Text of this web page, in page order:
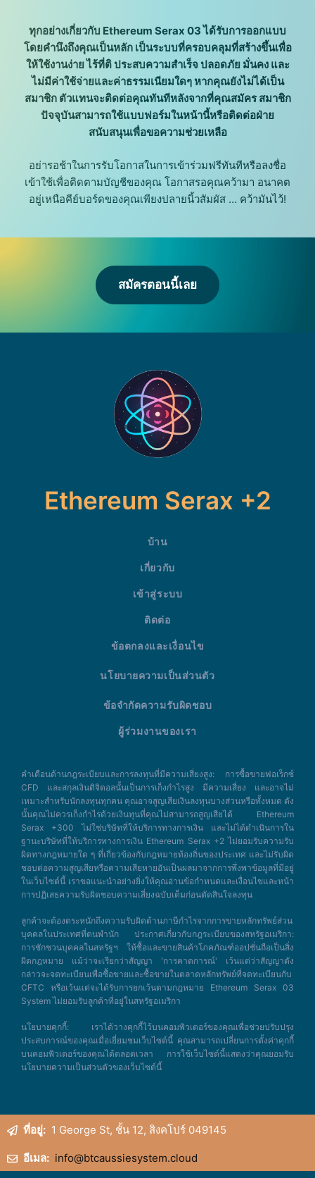
ทุกอย่างเกี่ยวกับ Ethereum Serax 03 ได้รับการออกแบบ
โดยคำนึงถึงคุณเป็นหลัก เป็นระบบที่ครอบคลุมที่สร้างขึ้นเพื่อ
ให้ใช้งานง่าย ไร้ที่ติ ประสบความสำเร็จ ปลอดภัย มั่นคง และ
ไม่มีค่าใช้จ่ายและค่าธรรมเนียมใดๆ หากคุณยังไม่ได้เป็น
สมาชิก ตัวแทนจะติดต่อคุณทันทีหลังจากที่คุณสมัคร สมาชิก
ปัจจุบันสามารถใช้แบบฟอร์มในหน้านี้หรือติดต่อฝ่าย
สนับสนุนเพื่อขอความช่วยเหลือ
อย่ารอช้าในการรับโอกาสในการเข้าร่วมฟรีทันทีหรือลงชื่อ
เข้าใช้เพื่อติดตามบัญชีของคุณ โอกาสรอคุณคว้ามา อนาคต
อยู่เหนือคีย์บอร์ดของคุณเพียงปลายนิ้วสัมผัส … คว้ามันไว้!
สมัครตอนนี้เลย
Ethereum Serax +2
บ้าน
เกี่ยวกับ
เข้าสู่ระบบ
ติดต่อ
ข้อตกลงและเงื่อนไข
นโยบายความเป็นส่วนตัว
ข้อจำกัดความรับผิดชอบ
ผู้ร่วมงานของเรา
คำเตือนด้านกฎระเบียบและการลงทุนที่มีความเสี่ยงสูง: การซื้อขายฟอเร็กซ์
CFD และสกุลเงินดิจิตอลนั้นเป็นการเก็งกำไรสูง มีความเสี่ยง และอาจไม่
เหมาะสำหรับนักลงทุนทุกคน คุณอาจสูญเสียเงินลงทุนบางส่วนหรือทั้งหมด ดัง
นั้นคุณไม่ควรเก็งกำไรด้วยเงินทุนที่คุณไม่สามารถสูญเสียได้ Ethereum
Serax +300 ไม่ใช่บริษัทที่ให้บริการทางการเงิน และไม่ได้ดำเนินการใน
ฐานะบริษัทที่ให้บริการทางการเงิน Ethereum Serax +2 ไม่ยอมรับความรับ
ผิดทางกฎหมายใด ๆ ที่เกี่ยวข้องกับกฎหมายท้องถิ่นของประเทศ และไม่รับผิด
ชอบต่อความสูญเสียหรือความเสียหายอันเป็นผลมาจากการพึ่งพาข้อมูลที่มีอยู่
ในเว็บไซต์นี้ เราขอแนะนำอย่างยิ่งให้คุณอ่านข้อกำหนดและเงื่อนไขและหน้า
การปฏิเสธความรับผิดชอบความเสี่ยงฉบับเต็มก่อนตัดสินใจลงทุน
ลูกค้าจะต้องตระหนักถึงความรับผิดด้านภาษีกำไรจากการขายหลักทรัพย์ส่วน
บุคคลในประเทศที่ตนพำนัก ประกาศเกี่ยวกับกฎระเบียบของสหรัฐอเมริกา:
การชักชวนบุคคลในสหรัฐฯ ให้ซื้อและขายสินค้าโภคภัณฑ์ออปชั่นถือเป็นสิ่ง
ผิดกฎหมาย แม้ว่าจะเรียกว่าสัญญา 'การคาดการณ์' เว้นแต่ว่าสัญญาดัง
กล่าวจะจดทะเบียนเพื่อซื้อขายและซื้อขายในตลาดหลักทรัพย์ที่จดทะเบียนกับ
CFTC หรือเว้นแต่จะได้รับการยกเว้นตามกฎหมาย Ethereum Serax 03
System ไม่ยอมรับลูกค้าที่อยู่ในสหรัฐอเมริกา
นโยบายคุกกี้: เราได้วางคุกกี้ไว้บนคอมพิวเตอร์ของคุณเพื่อช่วยปรับปรุง
ประสบการณ์ของคุณเมื่อเยี่ยมชมเว็บไซต์นี้ คุณสามารถเปลี่ยนการตั้งค่าคุกกี้
บนคอมพิวเตอร์ของคุณได้ตลอดเวลา การใช้เว็บไซต์นี้แสดงว่าคุณยอมรับ
นโยบายความเป็นส่วนตัวของเว็บไซต์นี้
ที่อยู่:1 George St, ชั้น 12, สิงคโปร์ 049145
อีเมล: info@btcaussiesystem.cloud